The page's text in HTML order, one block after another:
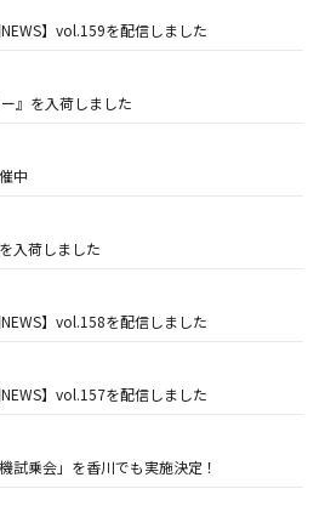
】vol.159を配信しました
』を入荷しました
中
入荷しました
】vol.158を配信しました
】vol.157を配信しました
試乗会」を香川でも実施決定！